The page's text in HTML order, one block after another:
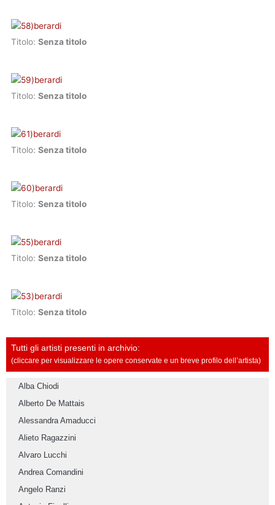
Titolo: Senza titolo
Titolo: Senza titolo
Titolo: Senza titolo
Titolo: Senza titolo
Titolo: Senza titolo
Titolo: Senza titolo
Tutti gli artisti presenti in archivio:
(cliccare per visualizzare le opere conservate e un breve profilo dell’artista)
Alba Chiodi
Alberto De Mattais
Alessandra Amaducci
Alieto Ragazzini
Alvaro Lucchi
Andrea Comandini
Angelo Ranzi